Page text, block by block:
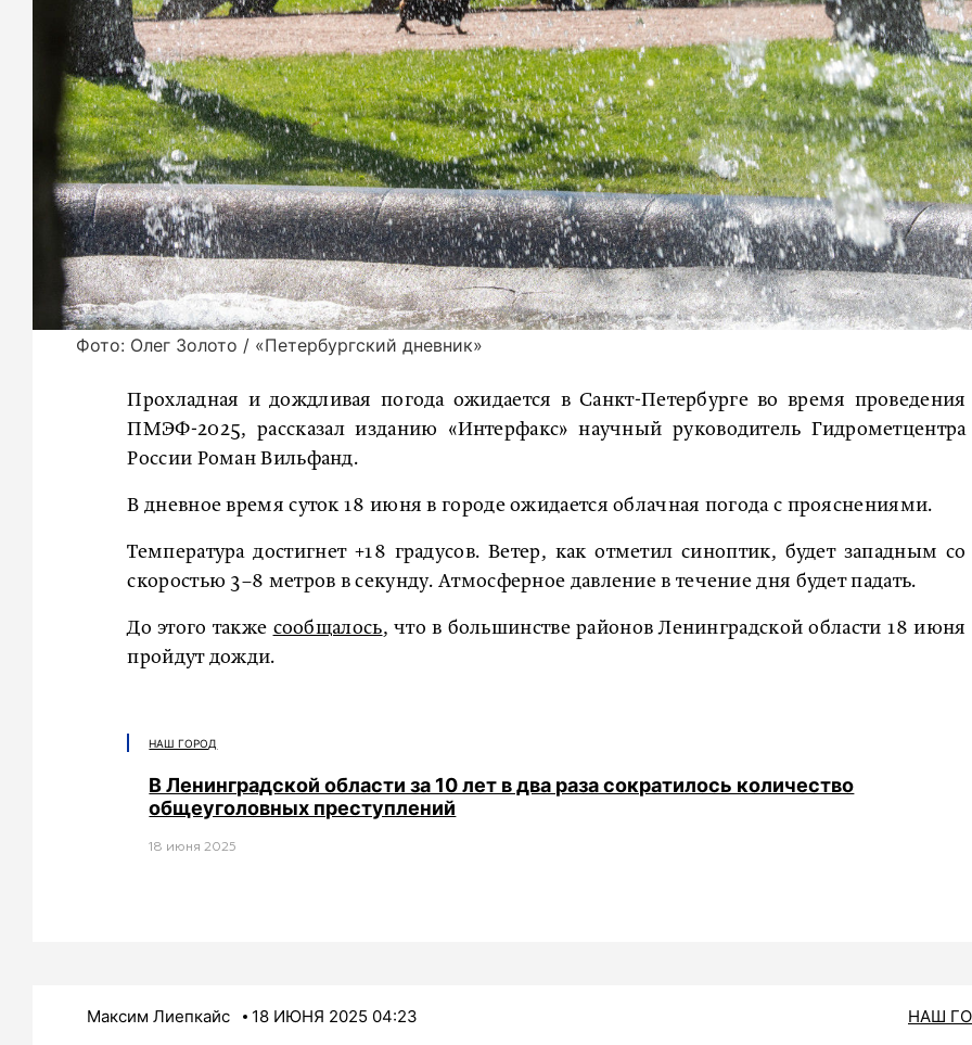
Фото: Олег Золото / «Петербургский дневник»
Прохладная и дождливая погода ожидается в Санкт-Петербурге во время проведения
ПМЭФ-2025, рассказал изданию «Интерфакс» научный руководитель Гидрометцентра
России Роман Вильфанд.
В дневное время суток 18 июня в городе ожидается облачная погода с прояснениями.
Температура достигнет +18 градусов. Ветер, как отметил синоптик, будет западным со
скоростью 3–8 метров в секунду. Атмосферное давление в течение дня будет падать.
До этого также сообщалось, что в большинстве районов Ленинградской области 18 июня
пройдут дожди.
НАШ ГОРОД
В Ленинградской области за 10 лет в два раза сократилось количество
общеуголовных преступлений
18 июня 2025
Максим Лиепкайс 18 ИЮНЯ 2025 04:23 НАШ